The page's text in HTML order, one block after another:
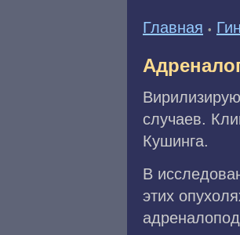
Главная •
случаев.
Кушинга.
В
этих